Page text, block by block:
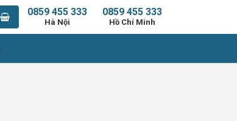
0859 455 333
Hồ Chí Minh
0859 455 333
Hà Nội